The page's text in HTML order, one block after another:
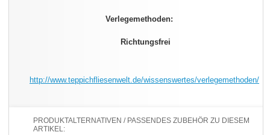
Verlegemethoden:
Richtungsfrei
http://www.teppichfliesenwelt.de/wissenswertes/verlegemethoden/
PRODUKTALTERNATIVEN / PASSENDES ZUBEHÖR ZU DIESEM
ARTIKEL: